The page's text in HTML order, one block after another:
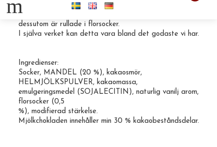
mGräddmandel 150g
Mandlar dragerade med mjölkchoklad (79 %) och som
dessutom är rullade i florsocker.
I själva verket kan detta vara bland det godaste vi har.
Ingredienser:
Socker, MANDEL (20 %), kakaosmör,
HELMJÖLKSPULVER, kakaomassa,
emulgeringsmedel (SOJALECITIN), naturlig vanilj arom,
florsocker (0,5
%), modifierad stärkelse.
Mjölkchokladen innehåller min 30 % kakaobeståndsdelar.